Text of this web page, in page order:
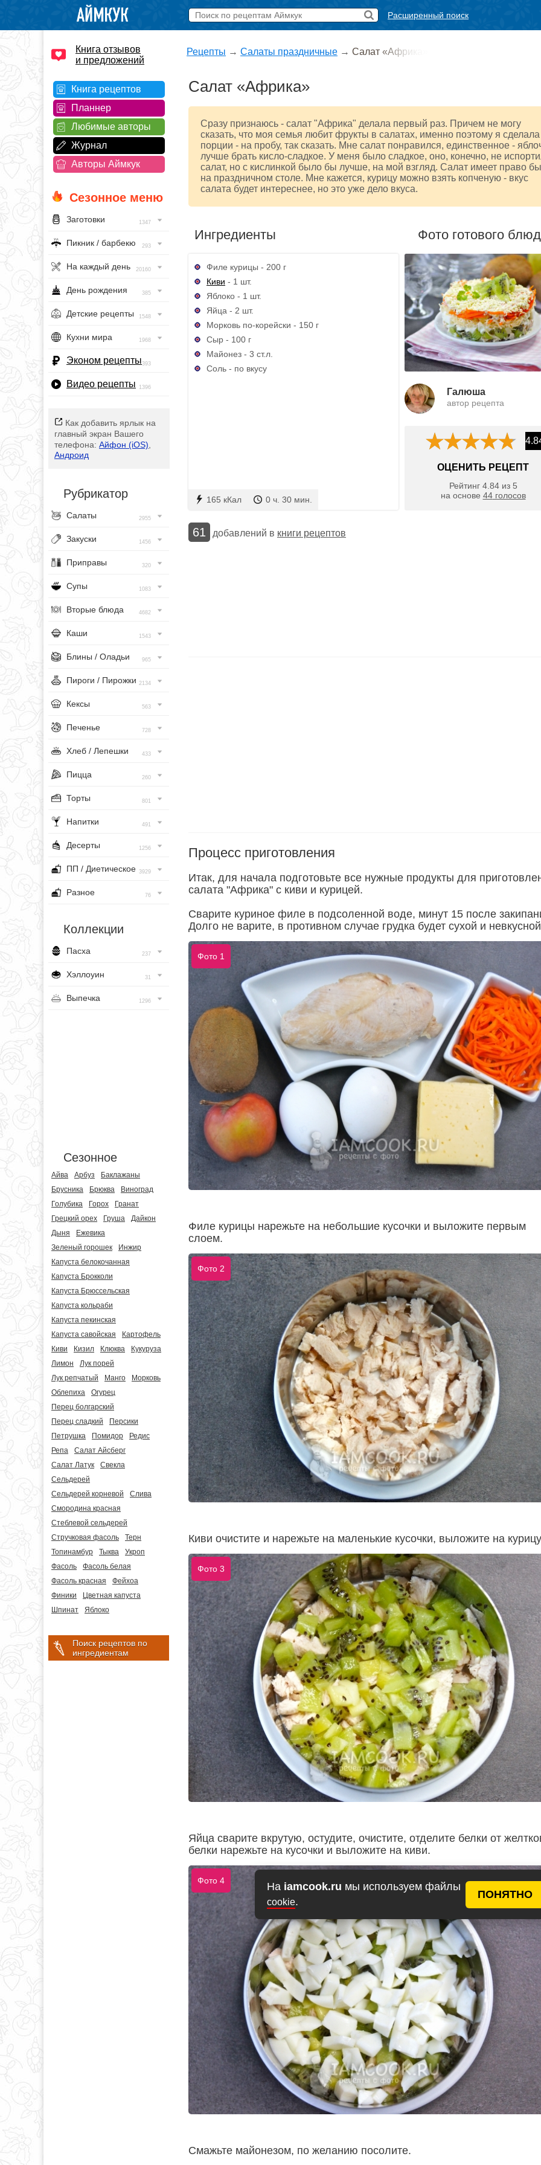
На iamcook.ru мы используем файлы
cookie.
ПОНЯТНО
Расширенный поиск
Книга отзывов
и предложений
Книга рецептов
Планнер
Любимые авторы
Журнал
Авторы Аймкук
Сезонное меню
Заготовки 1347
Пикник / барбекю 293
На каждый день 20160
День рождения 385
Детские рецепты 1548
Кухни мира 1968
Эконом рецепты393
Видео рецепты 1396
Как добавить ярлык на
главный экран Вашего
телефона: Айфон (iOS)
Андроид
Рубрикатор
Салаты 2955
Закуски 1456
Приправы 320
Супы 1083
Вторые блюда 4682
Каши 1543
Блины / Оладьи 965
Пироги / Пирожки 2134
Кексы 563
Печенье 728
Хлеб / Лепешки 433
Пицца 260
Торты 801
Напитки 491
Десерты 1256
ПП / Диетическое 3929
Разное 76
Коллекции
Пасха 237
Хэллоуин 31
Выпечка 1296
Сезонное
Айва Арбуз
Баклажаны
Брусника
Брюква
Виноград
Голубика
Горох
Гранат
Грецкий орех
Груша
Дайкон
Дыня
Ежевика
Зеленый горошек
Инжир
Капуста белокочанная
Капуста Брокколи
Капуста Брюссельская
Капуста кольраби
Капуста пекинская
Капуста савойская
Картофель
Киви
Кизил Клюква
Кукуруза
Лимон
Лук порей
Лук репчатый
Манго
Морковь
Облепиха
Огурец
Перец болгарский
Перец сладкий
Персики
Петрушка
Помидор
Редис
Репа
Салат Айсберг
Салат Латук
Свекла
Сельдерей
Сельдерей корневой
Слива
Смородина красная
Стеблевой сельдерей
Стручковая фасоль
Терн
Топинамбур
Тыква
Укроп
Фасоль
Фасоль белая
Фасоль красная
Фейхоа
Финики
Цветная капуста
Шпинат
Яблоко
Поиск рецептов по
ингредиентам
Рецепты → Салаты праздничные → Салат «Африка»
Салат «Африка»
Сразу признаюсь - салат "Африка" делала первый раз. Причем не могу
сказать, что моя семья любит фрукты в салатах, именно поэтому я
порции - на пробу, так сказать. Мне салат понравился, единственное -
лучше брать кисло-сладкое. У меня было сладкое, оно, конечно, не
салат, но с кислинкой было бы лучше, на мой взгляд. Салат имеет право
на праздничном столе. Мне кажется, курицу можно взять копченую - вкус
салата будет интереснее, но это уже дело вкуса.
Ингредиенты
Филе курицы - 200 г
Киви - 1 шт.
Яблоко - 1 шт.
Яйца - 2 шт.
Морковь по-корейски - 150 г
Сыр - 100 г
Майонез - 3 ст.л.
Соль - по вкусу
165 кКал 0 ч. 30 мин.
Фото готового
Галюша
автор рецепта
ОЦЕНИТЬ РЕЦЕПТ
Рейтинг 4.84из 5
на основе 44голосов
61 добавлений в книги рецептов
Процесс приготовления
Итак, для начала подготовьте все нужные продукты для
салата "Африка" с киви и курицей.
Сварите куриное филе в подсоленной воде, минут 15 после
Долго не варите, в противном случае грудка будет сухой и
Фото 1
Филе курицы нарежьте на небольшие кусочки и выложите первым
слоем.
Фото 2
Киви очистите и нарежьте на маленькие кусочки, выложите на
Фото 3
Яйца сварите вкрутую, остудите, очистите, отделите белки от
белки нарежьте на кусочки и выложите на киви.
Фото 4
Смажьте майонезом, по желанию посолите.